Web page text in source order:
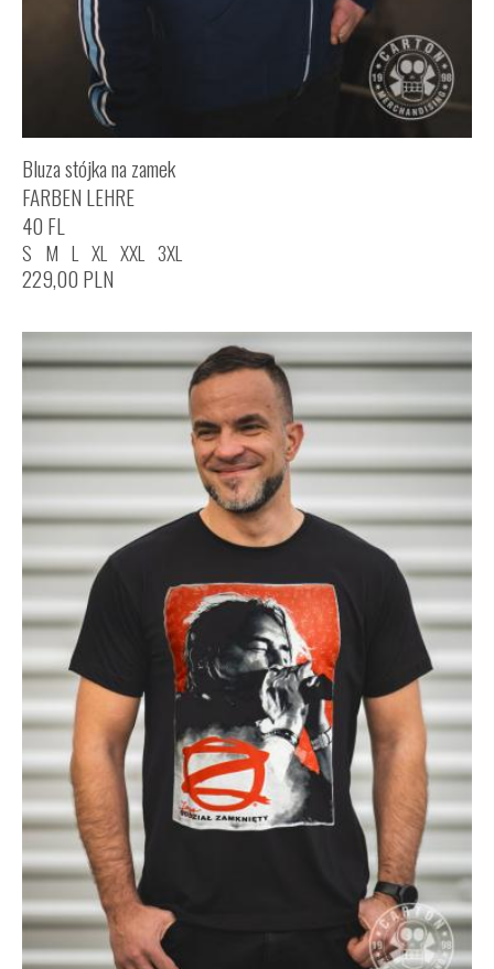
Bluza stójka na zamek
FARBEN LEHRE
40 FL
S M L XL XXL 3XL
229,00 PLN